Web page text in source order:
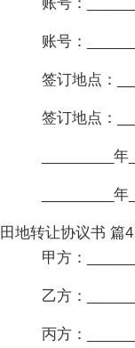
账号：
签订地点：
签订地点：
_________
_________
田地转让协议书 篇4
甲方：
乙方：
丙方：